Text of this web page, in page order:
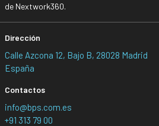
de Nextwork360.
Dirección
Calle Azcona 12, Bajo B, 28028 Madrid
España
Contactos
info@bps.com.es
+91 313 79 00